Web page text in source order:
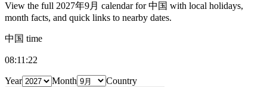
View the full 2027年9月 calendar for 中国 with local holidays,
month facts, and quick links to nearby dates.
中国 time
08:11:23
Year Month Country